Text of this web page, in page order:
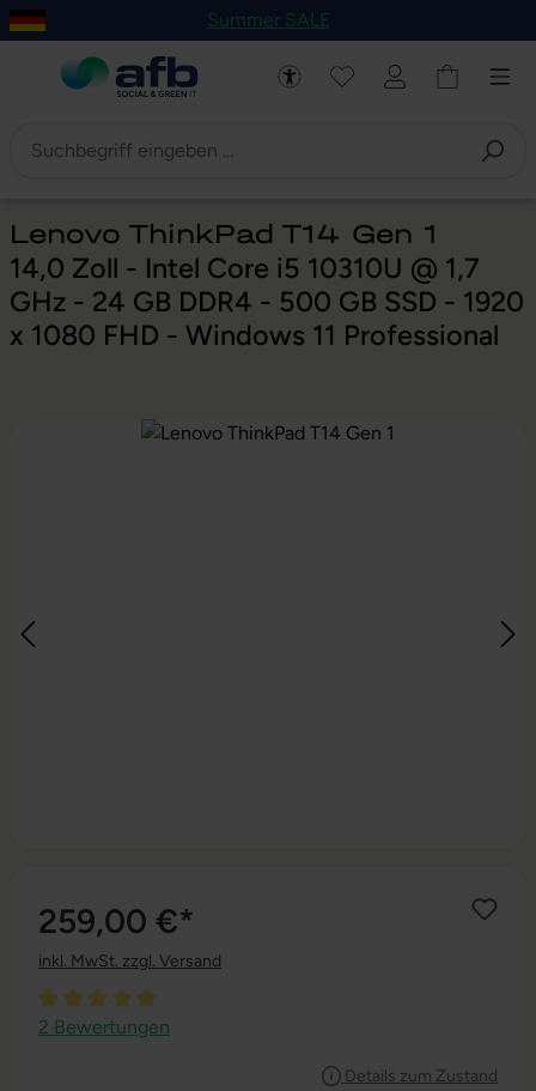
Hauptinhalt springen
Zur Navigation der B2B-Plattform springen
Summer SALE
Lenovo ThinkPad T14 Gen 1
14,0 Zoll - Intel Core i5 10310U @ 1,7
GHz - 24 GB DDR4 - 500 GB SSD - 1920
x 1080 FHD - Windows 11 Professional
Bildergalerie überspringen
259,00 €*
inkl. MwSt. zzgl. Versand
Durchschnittliche Bewertung von 5 von 5 Sternen
2 Bewertungen
Details zum Zustand